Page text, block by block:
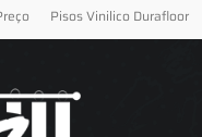
Pisos Vinilico Durafloor